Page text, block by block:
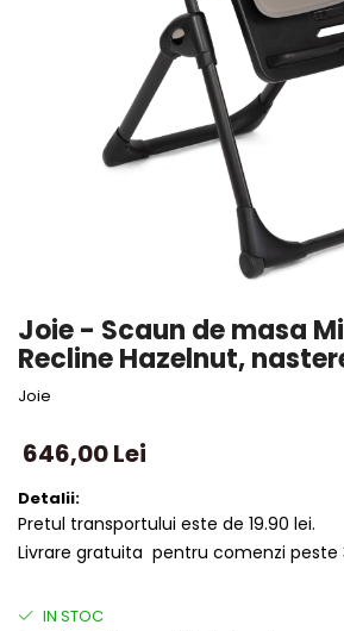
Joie - Scaun de masa
Recline Hazelnut,
Joie
646,00 Lei
Detalii:
Pretul transportului este de 19.90 lei.
Livrare gratuita pentru comenzi peste
IN STOC